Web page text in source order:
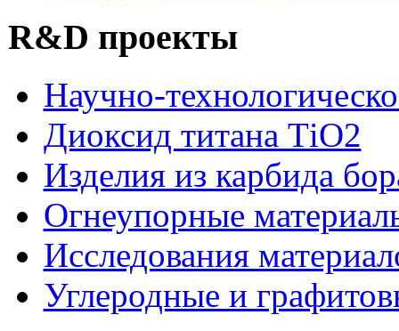
R&D проекты
Научно-
Диоксид титана ТіО2
Изделия из карбида
Огнеупорные
Исследования
Углеродные и